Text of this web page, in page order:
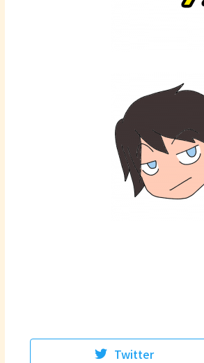
Twitter